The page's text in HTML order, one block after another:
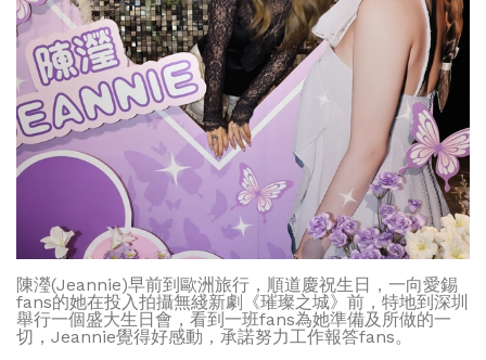
陳瀅(Jeannie)早前到歐洲旅行，順道慶祝生日，一向愛錫
fans的她在投入拍攝無綫新劇《璀璨之城》前，特地到深圳
舉行一個盛大生日會，看到一班fans為她準備及所做的一
切，Jeannie覺得好感動，承諾努力工作報答fans。